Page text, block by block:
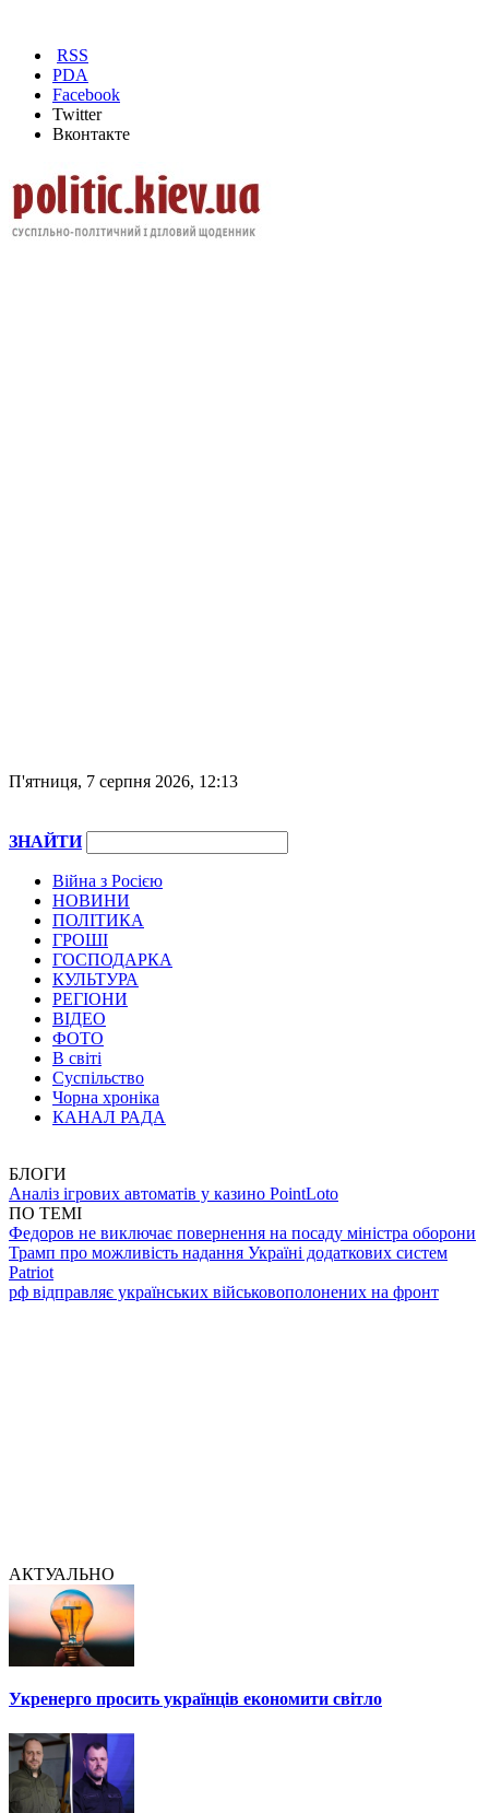
RSS
PDA
Facebook
Twitter
Вконтакте
П'ятниця, 7 серпня 2026, 12:13
ЗНАЙТИ
Війна з Росією
НОВИНИ
ПОЛІТИКА
ГРОШІ
ГОСПОДАРКА
КУЛЬТУРА
РЕГІОНИ
ВІДЕО
ФОТО
В світі
Суспільство
Чорна хроніка
КАНАЛ РАДА
БЛОГИ
Аналіз ігрових автоматів у казино PointLoto
ПО ТЕМІ
Федоров не виключає повернення на посаду міністра оборони
Трамп про можливість надання Україні додаткових систем
Patriot
рф відправляє українських військовополонених на фронт
АКТУАЛЬНО
Укренерго просить українців економити світло